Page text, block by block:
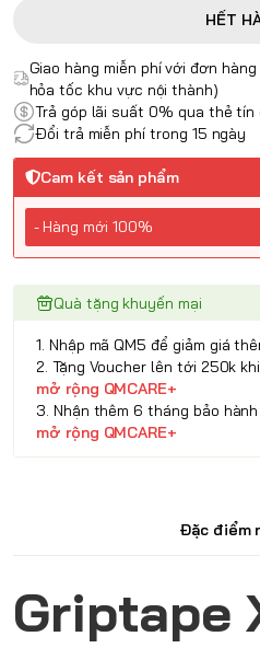
HẾT
Giao hàng miễn phí với đơn
hỏa tốc khu vực nội thành)
Trả góp lãi suất 0% qua thẻ tín
Đổi trả miễn phí trong 15 ngày
Cam kết sản phẩm
- Hàng mới 100%
Quà tặng khuyến mại
1. Nhập mã QM5 để giảm giá
2. Tặng Voucher lên tới 250k
mở rộng QMCARE+
3. Nhận thêm 6 tháng bảo
mở rộng QMCARE+
Đặc điểm
Griptape